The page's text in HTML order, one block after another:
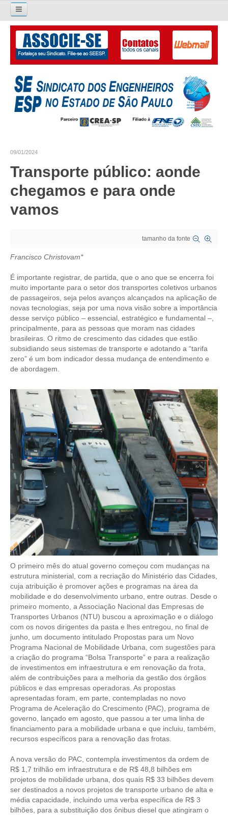
Pesquisar...
O SINDICATO
APRESENTAÇÃO
PALAVRA DO PRESIDENTE
SUBSEDES SINDICAIS
HISTÓRICO E ATUAÇÃO
COMPOSIÇÃO
CONSELHOS ASSESSORES
PERSONALIDADES DA TECNOLOGIA
NÚCLEO DA MULHER ENGENHEIRA
TRANSPARÊNCIA
JURÍDICO
CONSULTORIA
ACORDOS, CONVENÇÕES E DISSÍDIOS
CONTRIBUIÇÕES
CONTRIBUIÇÃO ASSISTENCIAL
CONTRIBUIÇÃO ASSOCIATIVA OU ANUIDADE DE SÓCIO
CONTRIBUIÇÃO SINDICAL URBANA
REVISÃO DE APOSENTADORIA
FGTS EXPURGOS
FGTS CORREÇÃO
LEGISLAÇÃO
LEI 4.950-A/1966 – PISO SALARIAL
LEI 5.194/1966 – REGULAMENTAÇÃO DA PROFISSÃO
LEI 6.496/1977 – ART
RES 1.002/2002 – CÓDIGO DE ÉTICA
HOMOLOGAÇÕES
PISO SALARIAL
FIQUE POR DENTRO
OPORTUNIDADES
APRESENTAÇÃO
09/01/2024
Transporte público: aonde
chegamos e para onde
vamos
tamanho da fonte
Francisco Christovam*
É importante registrar, de partida, que o ano que se encerra foi
muito importante para o setor dos transportes coletivos urbanos
de passageiros, seja pelos avanços alcançados na aplicação de
novas tecnologias, seja por uma nova visão sobre a importância
desse serviço público – essencial, estratégico e fundamental –,
principalmente, para as pessoas que moram nas cidades
brasileiras. O ritmo de crescimento das cidades que estão
subsidiando seus sistemas de transporte e adotando a “tarifa
zero” é um bom indicador dessa mudança de entendimento e
de abordagem.
O primeiro mês do atual governo começou com mudanças na
estrutura ministerial, com a recriação do Ministério das Cidades,
cuja atribuição é promover ações e programas na área da
mobilidade e do desenvolvimento urbano, entre outras. Desde o
primeiro momento, a Associação Nacional das Empresas de
Transportes Urbanos (NTU) buscou a aproximação e o diálogo
com os novos dirigentes da pasta e lhes entregou, no final de
junho, um documento intitulado Propostas para um Novo
Programa Nacional de Mobilidade Urbana, com sugestões para
a criação do programa “Bolsa Transporte” e para a realização
de investimentos em infraestrutura e em renovação da frota,
além de contribuições para a melhoria da gestão dos órgãos
públicos e das empresas operadoras. As propostas
apresentadas foram, em parte, contempladas no novo
Programa de Aceleração do Crescimento (PAC), programa de
governo, lançado em agosto, que passou a ter uma linha de
financiamento para a mobilidade urbana e que incluiu, também,
recursos específicos para a renovação das frotas.
A nova versão do PAC, contempla investimentos da ordem de
R$ 1,7 trilhão em infraestrutura e de R$ 48,8 bilhões em
projetos de mobilidade urbana, dos quais R$ 33 bilhões devem
ser destinados a novos projetos de transporte urbano de alta e
média capacidade, incluindo uma verba específica de R$ 3
bilhões, para a substituição dos ônibus diesel que atingiram o